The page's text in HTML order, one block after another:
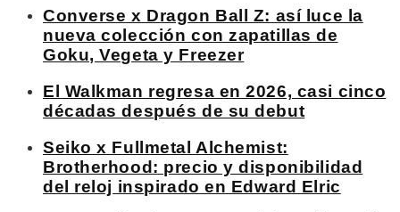
Converse x Dragon Ball Z: así luce la
nueva colección con zapatillas de
Goku, Vegeta y Freezer
El Walkman regresa en 2026, casi cinco
décadas después de su debut
Seiko x Fullmetal Alchemist:
Brotherhood: precio y disponibilidad
del reloj inspirado en Edward Elric